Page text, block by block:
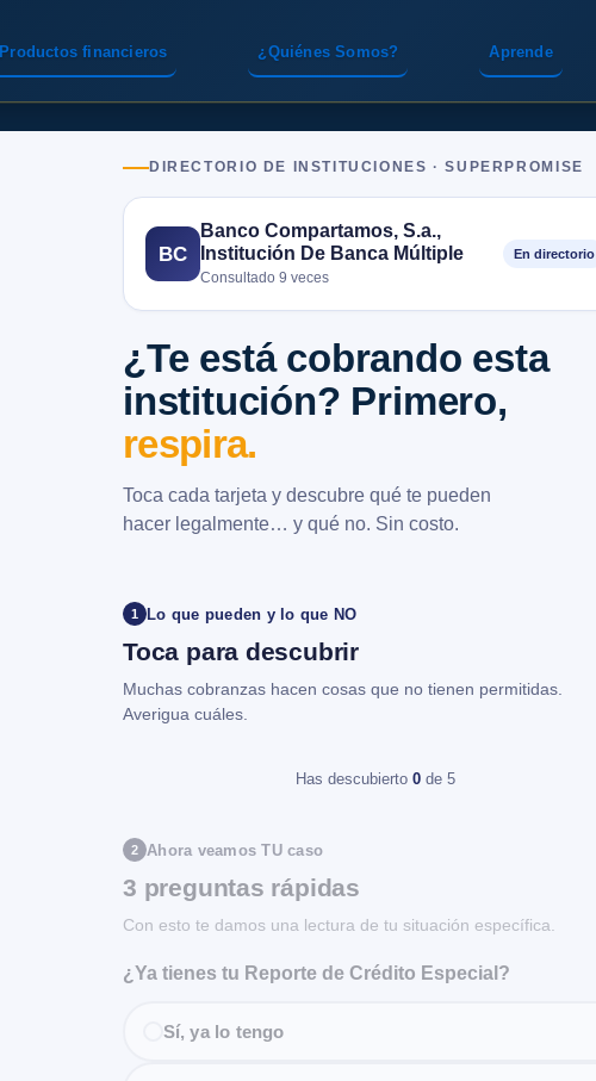
Productos financieros ¿Quiénes Somos? Aprende
DIRECTORIO DE INSTITUCIONES · SUPERPROMISE
BC
Banco Compartamos, S.a.,
Institución De Banca Múltiple
Consultado 9 veces
En directorio
¿Te está cobrando esta
institución? Primero,
respira.
Toca cada tarjeta y descubre qué te pueden
hacer legalmente… y qué no. Sin costo.
1 Lo que pueden y lo que NO
Toca para descubrir
Muchas cobranzas hacen cosas que no tienen permitidas.
Averigua cuáles.
Has descubierto 0 de 5
2 Ahora veamos TU caso
3 preguntas rápidas
Con esto te damos una lectura de tu situación específica.
¿Ya tienes tu Reporte de Crédito Especial?
Sí, ya lo tengo